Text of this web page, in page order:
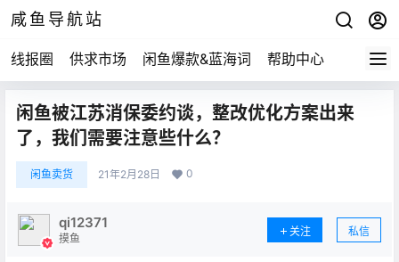
咸鱼导航站
线报圈 供求市场 闲鱼爆款&蓝海词 帮助中心
闲鱼被江苏消保委约谈，整改优化方案出来
了，我们需要注意些什么？
闲鱼卖货 21年2月28日 0
qi12371
摸鱼
关注 私信